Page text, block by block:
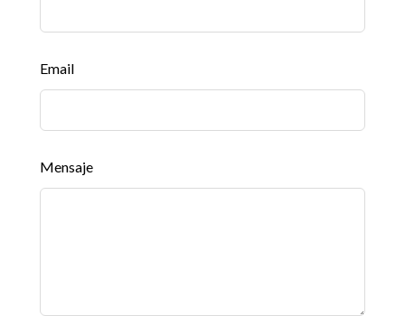
blank
Email
Mensaje